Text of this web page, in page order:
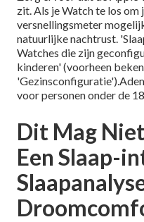
zit. Als je Watch te los
versnellingsmeter
natuurlijke nachtrust.
Watches die zijn
kinderen' (voorheen
voor personen onder de
Dit Mag
Een Slaap-